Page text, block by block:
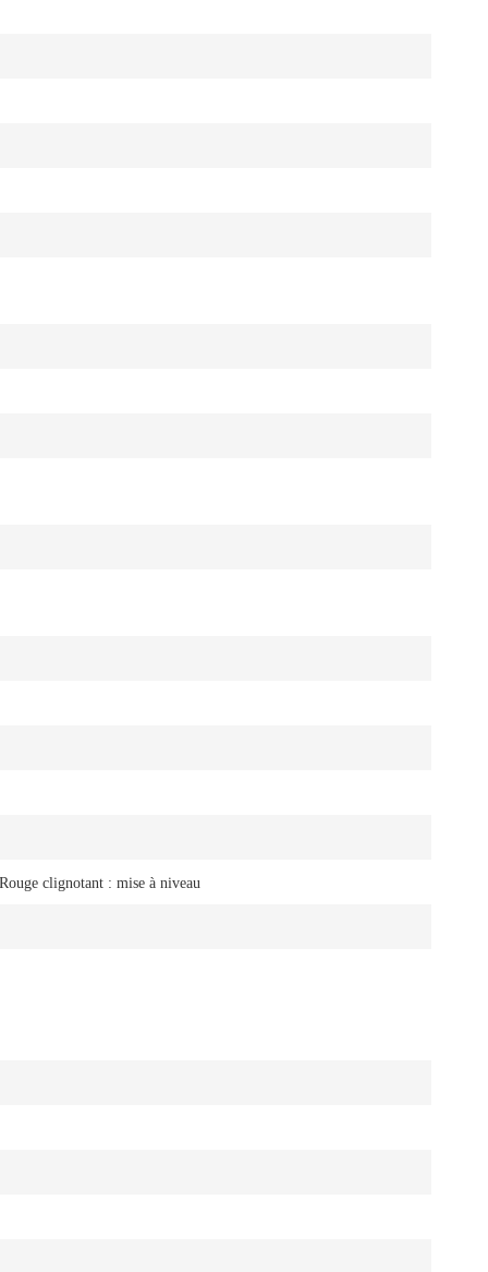
clignotant : mise à niveau